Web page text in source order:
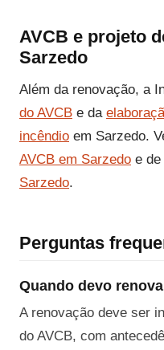
AVCB e projeto
Sarzedo
Além da renovação, a
do AVCB e da
incêndio em Sarzedo.
AVCB em Sarzedo e de
Sarzedo.
Perguntas
Quando devo
A renovação deve ser
do AVCB, com